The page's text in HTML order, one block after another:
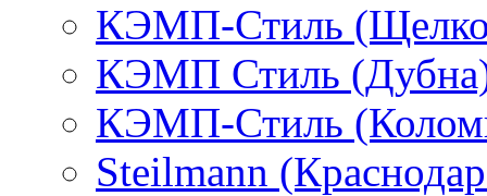
КЭМП-Стиль
КЭМП Стиль
КЭМП-Стиль
Steilmann